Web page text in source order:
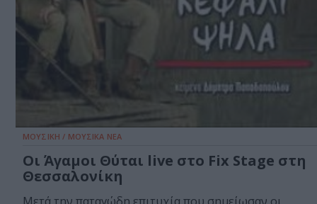
ΜΟΥΣΙΚΗ / ΜΟΥΣΙΚΑ ΝΕΑ
Οι Άγαμοι Θύται live στο Fix Stage στη
Θεσσαλονίκη